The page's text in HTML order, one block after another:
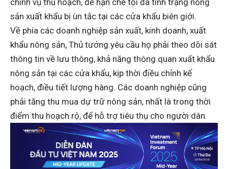
sản xuất khẩu bị ùn tắc tại các cửa khẩu biên giới.
Về phía các doanh nghiệp sản xuất, kinh doanh, xuất
khẩu nông sản, Thủ tướng yêu cầu họ phải theo dõi sát
thông tin về lưu thông, khả năng thông quan xuất khẩu
nông sản tại các cửa khẩu, kịp thời điều chỉnh kế
hoạch, điều tiết lượng hàng. Các doanh nghiệp cũng
phải tăng thu mua dự trữ nông sản, nhất là trong thời
điểm thu hoạch rộ, để hỗ trợ tiêu thụ cho người dân.